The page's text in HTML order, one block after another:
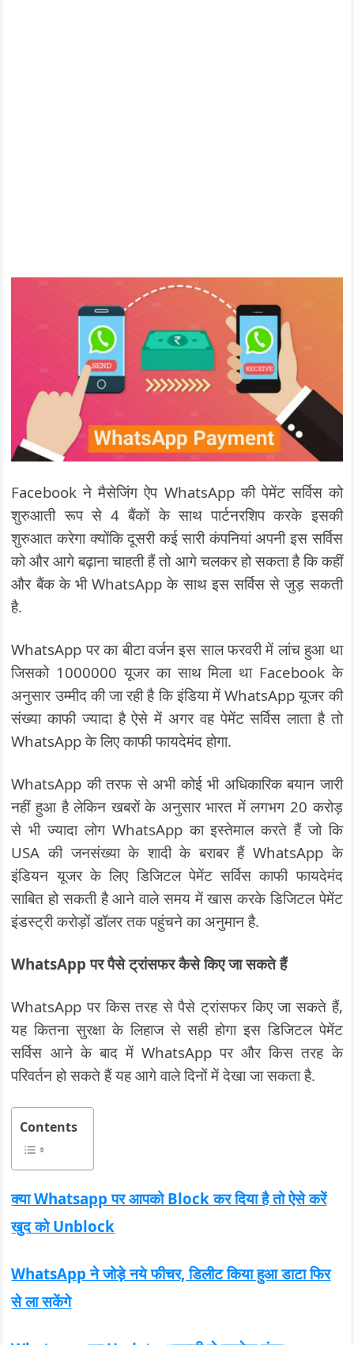
Facebook ने मैसेजिंग ऐप WhatsApp की पेमेंट सर्विस को
शुरुआती रूप से 4 बैंकों के साथ पार्टनरशिप करके इसकी
शुरुआत करेगा क्योंकि दूसरी कई सारी कंपनियां अपनी इस सर्विस
को और आगे बढ़ाना चाहती हैं तो आगे चलकर हो सकता है कि कहीं
और बैंक के भी WhatsApp के साथ इस सर्विस से जुड़ सकती
है.
WhatsApp पर का बीटा वर्जन इस साल फरवरी में लांच हुआ था
जिसको 1000000 यूजर का साथ मिला था Facebook के
अनुसार उम्मीद की जा रही है कि इंडिया में WhatsApp यूजर की
संख्या काफी ज्यादा है ऐसे में अगर वह पेमेंट सर्विस लाता है तो
WhatsApp के लिए काफी फायदेमंद होगा.
WhatsApp की तरफ से अभी कोई भी अधिकारिक बयान जारी
नहीं हुआ है लेकिन खबरों के अनुसार भारत में लगभग 20 करोड़
से भी ज्यादा लोग WhatsApp का इस्तेमाल करते हैं जो कि
USA की जनसंख्या के शादी के बराबर हैं WhatsApp के
इंडियन यूजर के लिए डिजिटल पेमेंट सर्विस काफी फायदेमंद
साबित हो सकती है आने वाले समय में खास करके डिजिटल पेमेंट
इंडस्ट्री करोड़ों डॉलर तक पहुंचने का अनुमान है.
WhatsApp पर पैसे ट्रांसफर कैसे किए जा सकते हैं
WhatsApp पर किस तरह से पैसे ट्रांसफर किए जा सकते हैं,
यह कितना सुरक्षा के लिहाज से सही होगा इस डिजिटल पेमेंट
सर्विस आने के बाद में WhatsApp पर और किस तरह के
परिवर्तन हो सकते हैं यह आगे वाले दिनों में देखा जा सकता है.
Contents
क्या Whatsapp पर आपको Block कर दिया है तो ऐसे करें
खुद को Unblock
WhatsApp ने जोड़े नये फीचर, डिलीट किया हुआ डाटा फिर
से ला सकेंगे